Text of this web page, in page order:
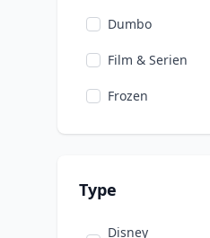
Dumbo
Film & Serien
Frozen
Guardians of the
Marvel DC
Type
Disney